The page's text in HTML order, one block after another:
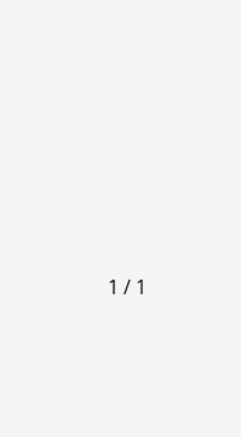
1 / 1